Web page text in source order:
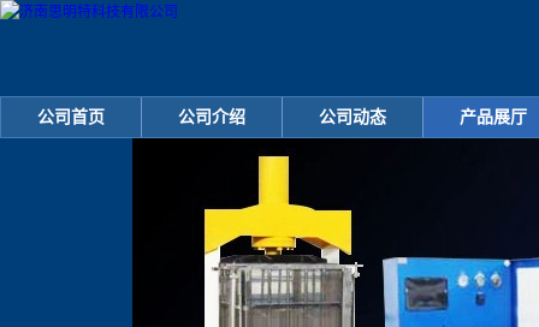
公司首页 公司介绍 公司动态 产品展厅